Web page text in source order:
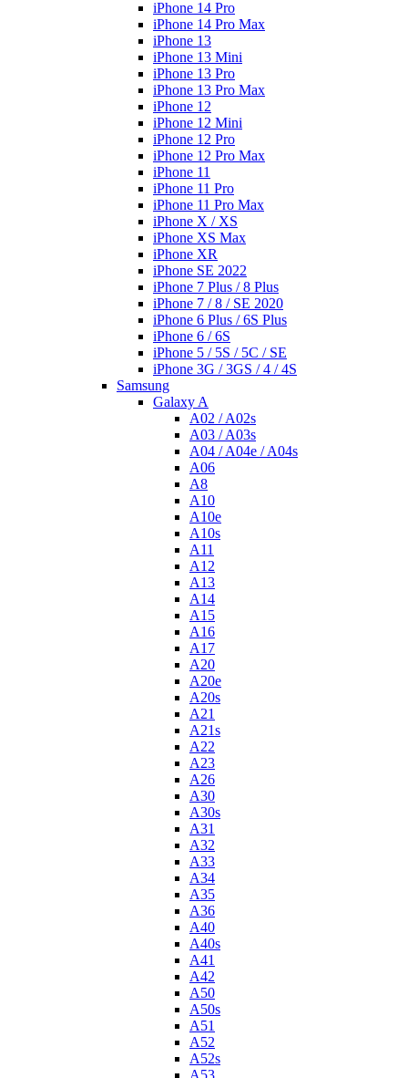
iPhone 14 Pro
iPhone 14 Pro Max
iPhone 13
iPhone 13 Mini
iPhone 13 Pro
iPhone 13 Pro Max
iPhone 12
iPhone 12 Mini
iPhone 12 Pro
iPhone 12 Pro Max
iPhone 11
iPhone 11 Pro
iPhone 11 Pro Max
iPhone X / XS
iPhone XS Max
iPhone XR
iPhone SE 2022
iPhone 7 Plus / 8 Plus
iPhone 7 / 8 / SE 2020
iPhone 6 Plus / 6S Plus
iPhone 6 / 6S
iPhone 5 / 5S / 5C / SE
iPhone 3G / 3GS / 4 / 4S
Samsung
Galaxy A
A02 / A02s
A03 / A03s
A04 / A04e / A04s
A06
A8
A10
A10e
A10s
A11
A12
A13
A14
A15
A16
A17
A20
A20e
A20s
A21
A21s
A22
A23
A26
A30
A30s
A31
A32
A33
A34
A35
A36
A40
A40s
A41
A42
A50
A50s
A51
A52
A52s
A53